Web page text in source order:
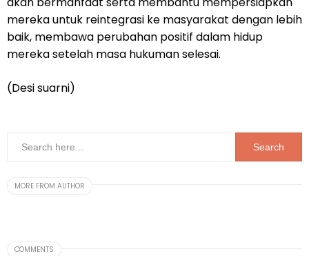
mereka untuk reintegrasi ke masyarakat dengan lebih
baik, membawa perubahan positif dalam hidup
mereka setelah masa hukuman selesai.
(Desi suarni)
MORE FROM AUTHOR
COMMENTS